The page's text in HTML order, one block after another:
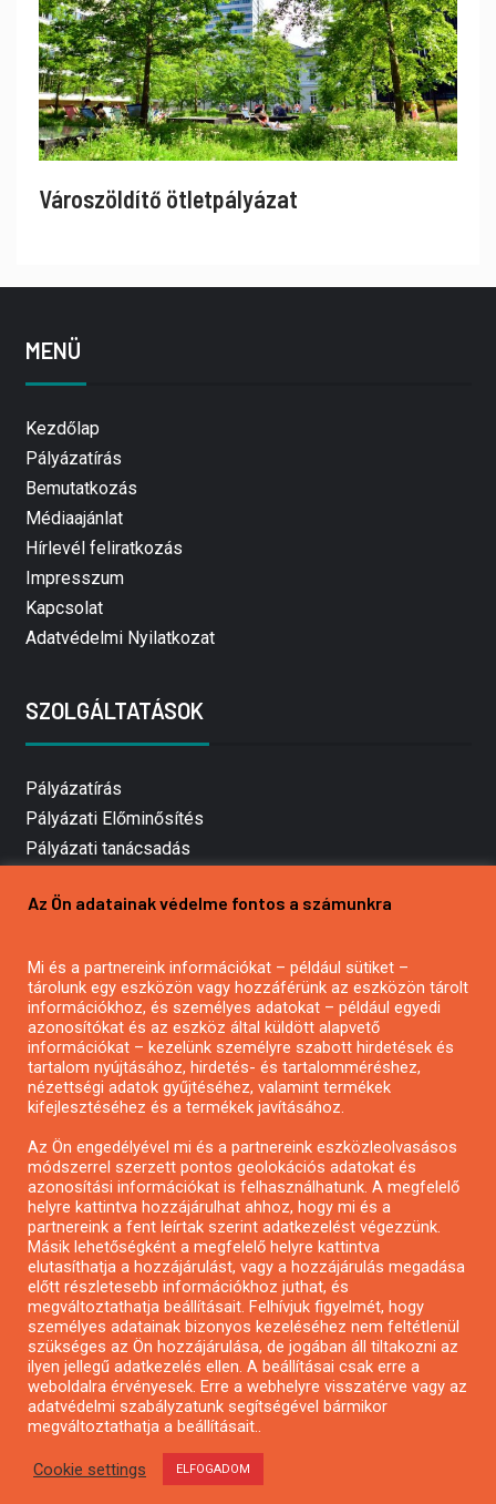
Városzöldítő ötletpályázat
MENÜ
Kezdőlap
Pályázatírás
Bemutatkozás
Médiaajánlat
Hírlevél feliratkozás
Impresszum
Kapcsolat
Adatvédelmi Nyilatkozat
SZOLGÁLTATÁSOK
Pályázatírás
Pályázati Előminősítés
Pályázati tanácsadás
Mezőgazdasági pályázatírás
Pályázatírás civil szervezeteknek
Pályázatírás önkormányzatoknak
Pályázatfigyelés
Specifikus pályázatfigyelés vagy hírlevél
Pályázatok magánszemélyeknek
Pályázatok civil szervezeteknek
Pályázatok vállalkozásoknak
Önkormányzati pályázatok
Mezőgazdasági pályázatok
Falusi turizmus pályázatok
Napelem pályázatok
GINOP pályázatok
Az Ön adatainak védelme fontos a számunkra
Mi és a partnereink információkat – például sütiket –
tárolunk egy eszközön vagy hozzáférünk az eszközön tárolt
információkhoz, és személyes adatokat – például egyedi
azonosítókat és az eszköz által küldött alapvető
információkat – kezelünk személyre szabott hirdetések és
tartalom nyújtásához, hirdetés- és tartalomméréshez,
nézettségi adatok gyűjtéséhez, valamint termékek
kifejlesztéséhez és a termékek javításához.
Az Ön engedélyével mi és a partnereink eszközleolvasásos
módszerrel szerzett pontos geolokációs adatokat és
azonosítási információkat is felhasználhatunk. A megfelelő
helyre kattintva hozzájárulhat ahhoz, hogy mi és a
partnereink a fent leírtak szerint adatkezelést végezzünk.
Másik lehetőségként a megfelelő helyre kattintva
elutasíthatja a hozzájárulást, vagy a hozzájárulás megadása
előtt részletesebb információkhoz juthat, és
megváltoztathatja beállításait. Felhívjuk figyelmét, hogy
személyes adatainak bizonyos kezeléséhez nem feltétlenül
szükséges az Ön hozzájárulása, de jogában áll tiltakozni az
ilyen jellegű adatkezelés ellen. A beállításai csak erre a
weboldalra érvényesek. Erre a webhelyre visszatérve vagy az
adatvédelmi szabályzatunk segítségével bármikor
megváltoztathatja a beállításait..
Cookie settings ELFOGADOM